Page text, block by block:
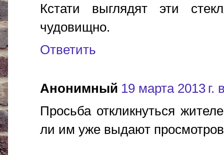
Кстати выглядят эти
чудовищно.
Ответить
Анонимный 19 марта 2013 г.
Просьба откликнуться
ли им уже выдают